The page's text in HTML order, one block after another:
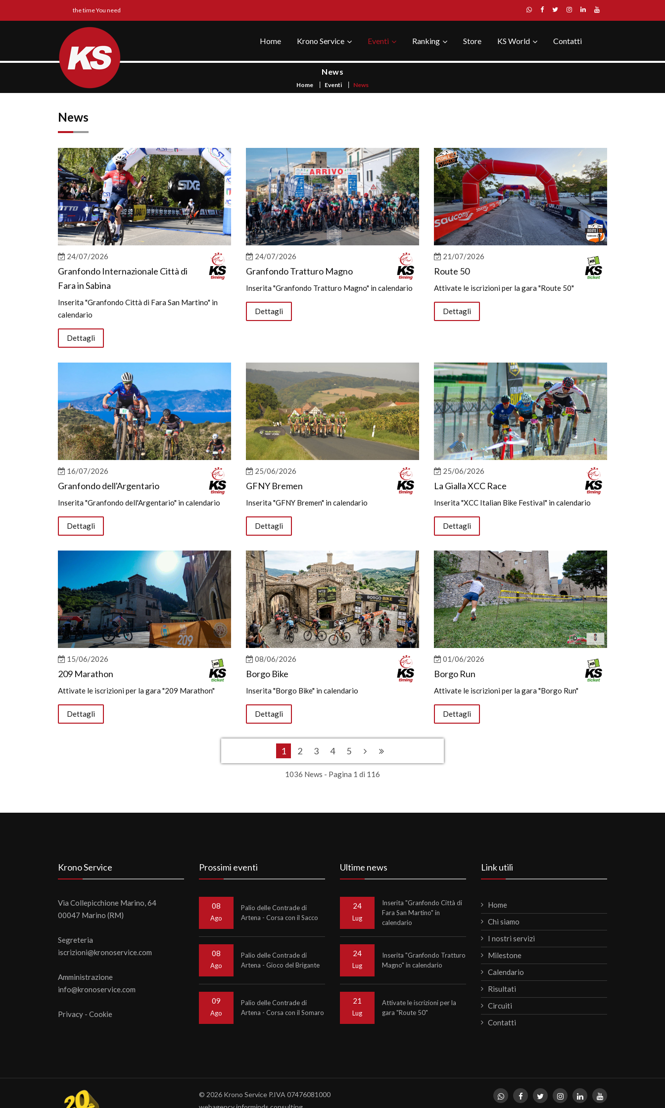
the time You need
Home Krono Service Eventi Ranking Store KS World Contatti
News
Home Eventi News
News
24/07/2026
Granfondo Internazionale Città di
Fara in Sabina
Inserita "Granfondo Città di Fara San Martino" in
calendario
Dettagli
24/07/2026
Granfondo Tratturo Magno
Inserita "Granfondo Tratturo Magno" in calendario
Dettagli
21/07/2026
Route 50
Attivate le iscrizioni per la gara "Route 50"
Dettagli
16/07/2026
Granfondo dell'Argentario
Inserita "Granfondo dell'Argentario" in calendario
Dettagli
25/06/2026
GFNY Bremen
Inserita "GFNY Bremen" in calendario
Dettagli
25/06/2026
La Gialla XCC Race
Inserita "XCC Italian Bike Festival" in calendario
Dettagli
15/06/2026
209 Marathon
Attivate le iscrizioni per la gara "209 Marathon"
Dettagli
08/06/2026
Borgo Bike
Inserita "Borgo Bike" in calendario
Dettagli
01/06/2026
Borgo Run
Attivate le iscrizioni per la gara "Borgo Run"
Dettagli
1 2 3 4 5
1036 News - Pagina 1 di 116
Krono Service
Via Collepicchione Marino, 64
00047 Marino (RM)
Segreteria
iscrizioni@kronoservice.com
Amministrazione
info@kronoservice.com
Privacy - Cookie
Prossimi eventi
08
Ago
Palio delle Contrade di
Artena - Corsa con il Sacco
08
Ago
Palio delle Contrade di
Artena - Gioco del Brigante
09
Ago
Palio delle Contrade di
Artena - Corsa con il Somaro
Ultime news
24
Lug
Inserita "Granfondo Città di
Fara San Martino" in
calendario
24
Lug
Inserita "Granfondo Tratturo
Magno" in calendario
21
Lug
Attivate le iscrizioni per la
gara "Route 50"
Link utili
Home
Chi siamo
I nostri servizi
Milestone
Calendario
Risultati
Circuiti
Contatti
© 2026 Krono Service P.IVA 07476081000